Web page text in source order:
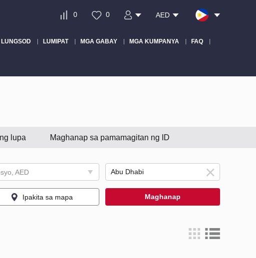
0 0 AED
LUNGSOD LUMIPAT MGA GABAY MGA KUMPANYA FAQ
lupa Maghanap sa pamamagitan ng ID
AED
Ipakita sa mapa Maghanap